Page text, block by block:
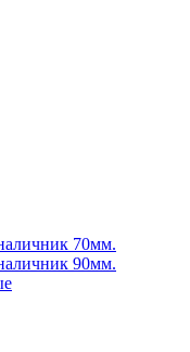
70мм.
90мм.